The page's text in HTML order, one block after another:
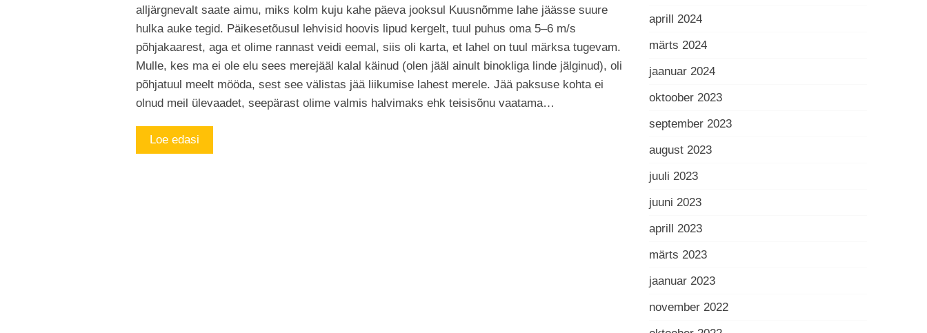
alljärgnevalt saate aimu, miks kolm kuju kahe päeva jooksul Kuusnõmme lahe jäässe suure
hulka auke tegid. Päikesetõusul lehvisid hoovis lipud kergelt, tuul puhus oma 5–6 m/s
põhjakaarest, aga et olime rannast veidi eemal, siis oli karta, et lahel on tuul märksa tugevam.
Mulle, kes ma ei ole elu sees merejääl kalal käinud (olen jääl ainult binokliga linde jälginud), oli
põhjatuul meelt mööda, sest see välistas jää liikumise lahest merele. Jää paksuse kohta ei
olnud meil ülevaadet, seepärast olime valmis halvimaks ehk teisisõnu vaatama…
Loe edasi
aprill 2024
märts 2024
jaanuar 2024
oktoober 2023
september 2023
august 2023
juuli 2023
juuni 2023
aprill 2023
märts 2023
jaanuar 2023
november 2022